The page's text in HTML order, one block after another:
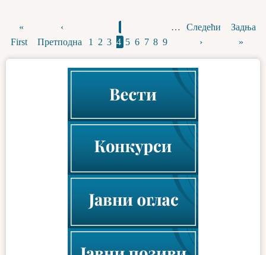
Pagination
First
page
«
First
Previous
page
‹
Претподна
1 2 3
page
4 5 6 7
Page
8
Page
9
…
Next
page
Следећи
›
Last
page
Задња
»